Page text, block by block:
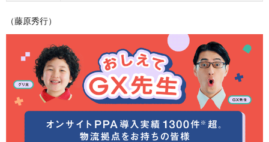
（藤原秀行）